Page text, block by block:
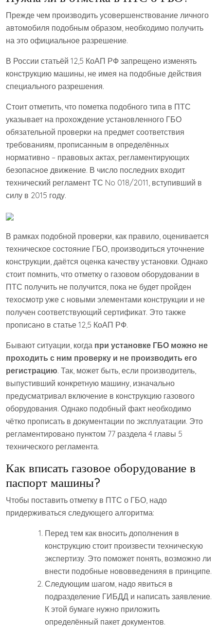
Прежде чем производить усовершенствование личного
автомобиля подобным образом, необходимо получить
на это официальное разрешение.
В России статьёй 12,5 КоАП РФ запрещено изменять
конструкцию машины, не имея на подобные действия
специального разрешения.
Стоит отметить, что пометка подобного типа в ПТС
указывает на прохождение установленного ГБО
обязательной проверки на предмет соответствия
требованиям, прописанным в определённых
нормативно – правовых актах, регламентирующих
безопасное движение. В число последних входит
технический регламент ТС No 018/2011, вступивший в
силу в 2015 году.
В рамках подобной проверки, как правило, оценивается
техническое состояние ГБО, производиться уточнение
конструкции, даётся оценка качеству установки. Однако
стоит помнить, что отметку о газовом оборудовании в
ПТС получить не получится, пока не будет пройден
техосмотр уже с новыми элементами конструкции и не
получен соответствующий сертификат. Это также
прописано в статье 12,5 КоАП РФ.
Бывают ситуации, когда при установке ГБО можно не
проходить с ним проверку и не производить его
регистрацию. Так, может быть, если производитель,
выпустивший конкретную машину, изначально
предусматривал включение в конструкцию газового
оборудования. Однако подобный факт необходимо
чётко прописать в документации по эксплуатации. Это
регламентировано пунктом 77 раздела 4 главы 5
технического регламента.
Как вписать газовое оборудование в
паспорт машины?
Чтобы поставить отметку в ПТС о ГБО, надо
придерживаться следующего алгоритма:
Перед тем как вносить дополнения в
конструкцию стоит произвести техническую
экспертизу. Это поможет понять, возможно ли
внести подобные нововведенияя в принципе.
Следующим шагом, надо явиться в
подразделение ГИБДД и написать заявление.
К этой бумаге нужно приложить
определённый пакет документов.